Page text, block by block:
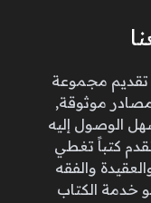
تقديم مجموعة
موثوقة,
الوصول إليه
كتباً تغطي
والفقه
خدمة الكتاب